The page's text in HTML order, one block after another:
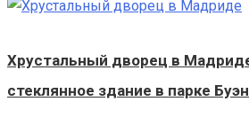
Хрустальный дворец в
стеклянное здание в парке